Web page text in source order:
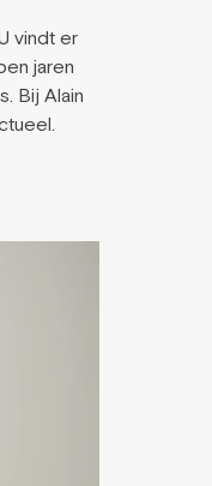
vindt er
jaren
Bij Alain